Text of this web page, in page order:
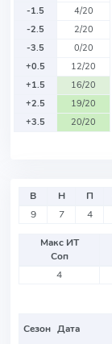
-1.5
4/20
-2.5
2/20
-3.5
0/20
+0.5
12/20
+1.5
16/20
+2.5
19/20
+3.5
20/20
В Н П
9
7 4
Макс ИТ
Соп
4
Сезон Дата